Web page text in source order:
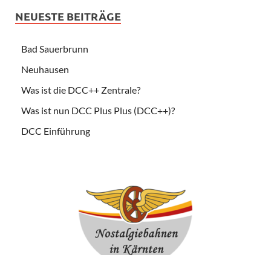
NEUESTE BEITRÄGE
Bad Sauerbrunn
Neuhausen
Was ist die DCC++ Zentrale?
Was ist nun DCC Plus Plus (DCC++)?
DCC Einführung